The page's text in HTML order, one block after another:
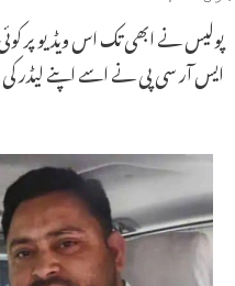
پولیس نے ابھی تک اس ویڈیو پر
ایس آر سی پی نے اسے اپنے لیڈر